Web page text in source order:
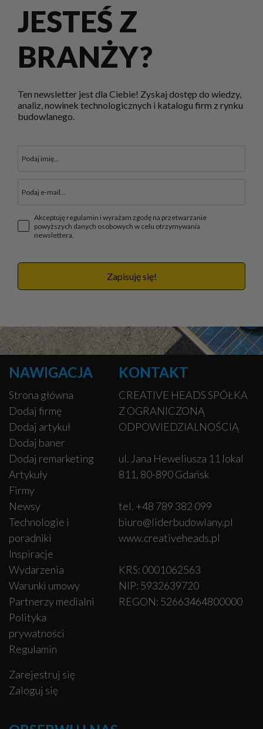
JESTEŚ Z
BRANŻY?
Ten newsletter jest dla Ciebie! Zyskaj dostęp do wiedzy,
analiz, nowinek technologicznych i katalogu firm z rynku
budowlanego.
Akceptuję regulamin i wyrażam zgodę na przetwarzanie
powyższych danych osobowych w celu otrzymywania
newslettera.
Zapisuję się!
NAWIGACJA
Strona główna
Dodaj firmę
Dodaj artykuł
Dodaj baner
Dodaj remarketing
Artykuły
Firmy
Newsy
Technologie i
poradniki
Inspiracje
Wydarzenia
Warunki umowy
Partnerzy medialni
Polityka
prywatności
Regulamin
Zarejestruj się
Zaloguj się
KONTAKT
CREATIVE HEADS SPÓŁKA
Z OGRANICZONĄ
ODPOWIEDZIALNOŚCIĄ
ul. Jana Heweliusza 11 lokal
811, 80-890 Gdańsk
tel. +48 789 382 099
biuro@liderbudowlany.pl
www.creativeheads.pl
KRS: 0001062563
NIP: 5932639720
REGON: 52663464800000